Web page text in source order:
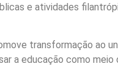
e atividades
transformação ao
a educação como meio